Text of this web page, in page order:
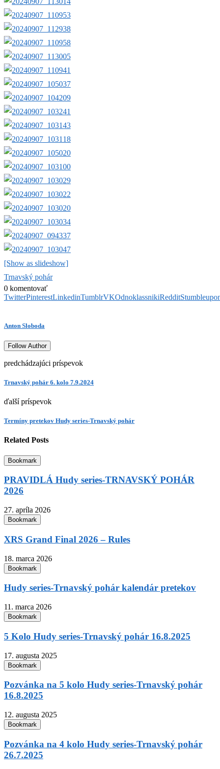
[Show as slideshow]
Trnavský pohár
0 komentovať
TwitterPinterestLinkedinTumblrVKOdnoklassnikiReddit
Anton Sloboda
Follow Author
predchádzajúci príspevok
Trnavský pohár 6. kolo 7.9.2024
ďalší príspevok
Termíny pretekov Hudy series-Trnavský pohár
Related Posts
Bookmark
PRAVIDLÁ Hudy series-TRNAVSKÝ POHÁR
2026
27. apríla 2026
Bookmark
XRS Grand Final 2026 – Rules
18. marca 2026
Bookmark
Hudy series-Trnavský pohár kalendár pretekov
11. marca 2026
Bookmark
5 Kolo Hudy series-Trnavský pohár 16.8.2025
17. augusta 2025
Bookmark
Pozvánka na 5 kolo Hudy series-Trnavský pohár
16.8.2025
12. augusta 2025
Bookmark
Pozvánka na 4 kolo Hudy series-Trnavský pohár
26.7.2025